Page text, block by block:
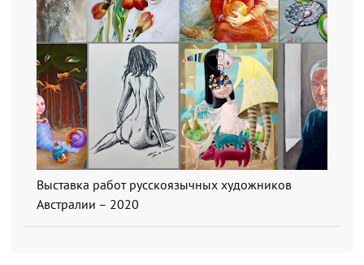
Выставка работ русскоязычных художников
Австралии – 2020